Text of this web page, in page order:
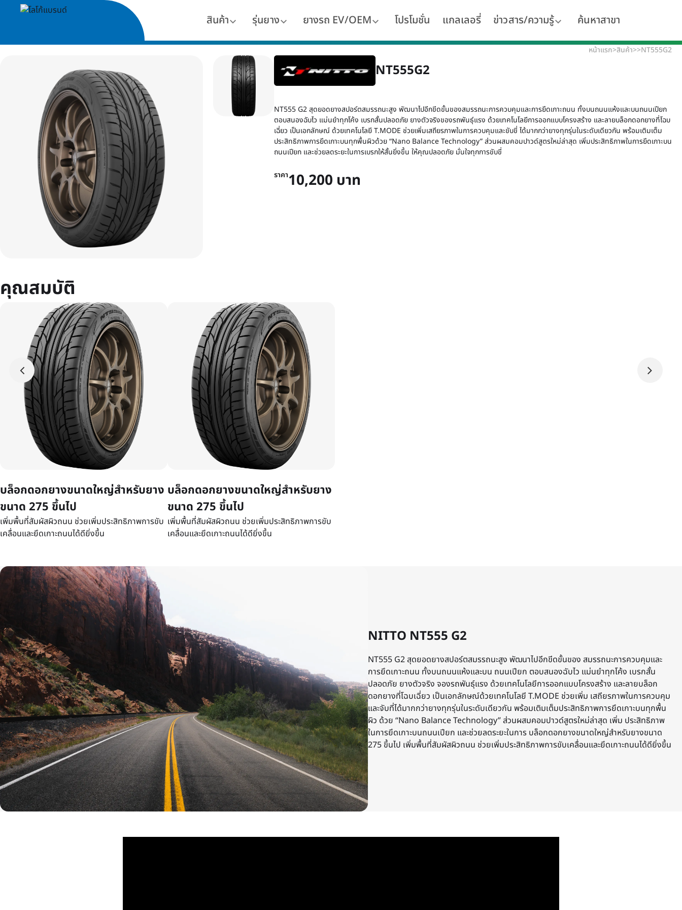
สินค้า รุ่นยาง ยางรถ EV/OEM โปรโมชั่น แกลเลอรี่ ข่าวสาร/ความรู้ ค้นหาสาขา
หน้าแรก>สินค้า>>NT555G2
NT555G2
NT555 G2 สุดยอดยางสปอร์ตสมรรถนะสูง พัฒนาไปอีกขีดขั้นของสมรรถนะการควบคุมและการยึดเกาะถนน ทั้งบนถนนแห้งและบนถนนเปียก
ตอบสนองฉับไว แม่นยำทุกโค้ง เบรกสั้นปลอดภัย ยางตัวจริงของรถพันธุ์แรง ด้วยเทคโนโลยีการออกแบบโครงสร้าง และลายบล็อกดอกยางที่โฉบ
เฉี่ยว เป็นเอกลักษณ์ ด้วยเทคโนโลยี T.MODE ช่วยเพิ่มเสถียรภาพในการควบคุมและขับขี่ ได้มากกว่ายางทุกรุ่นในระดับเดียวกัน พร้อมเติมเต็ม
ประสิทธิภาพการยึดเกาะบนทุกพื้นผิวด้วย “Nano Balance Technology” ส่วนผสมคอมปาวด์สูตรใหม่ล่าสุด เพิ่มประสิทธิภาพในการยึดเกาะบน
ถนนเปียก และช่วยลดระยะในการเบรกให้สั้นยิ่งขึ้น ให้คุณปลอดภัย มั่นใจทุกการขับขี่
ราคา10,200 บาท
คุณสมบัติ
บล็อกดอกยางขนาดใหญ่สำหรับยาง
ขนาด 275 ขึ้นไป
เพิ่มพื้นที่สัมผัสผิวถนน ช่วยเพิ่มประสิทธิภาพการขับ
เคลื่อนและยึดเกาะถนนได้ดียิ่งขึ้น
บล็อกดอกยางขนาดใหญ่สำหรับยาง
ขนาด 275 ขึ้นไป
เพิ่มพื้นที่สัมผัสผิวถนน ช่วยเพิ่มประสิทธิภาพการขับ
เคลื่อนและยึดเกาะถนนได้ดียิ่งขึ้น
NITTO NT555 G2
NT555 G2 สุดยอดยางสปอร์ตสมรรถนะสูง พัฒนาไปอีกขีดขั้นของ สมรรถนะการควบคุมและ
การยึดเกาะถนน ทั้งบนถนนแห้งและบน ถนนเปียก ตอบสนองฉับไว แม่นยําทุกโค้ง เบรกสั้น
ปลอดภัย ยางตัวจริง จองรถพันธุ์แรง ด้วยเทคโนโลยีการออกแบบโครงสร้าง และลายบล็อก
ดอกยางที่โฉบเฉี่ยว เป็นเอกลักษณ์ด้วยเทคโนโลยี T.MODE ช่วยเพิ่ม เสถียรภาพในการควบคุม
และจับที่ได้มากกว่ายางทุกรุ่นในระดับเดียวกัน พร้อมเติมเต็มประสิทธิภาพการยึดเกาะบนทุกพื้น
ผิว ด้วย “Nano Balance Technology” ส่วนผสมคอมปาวด์สูตรใหม่ล่าสุด เพิ่ม ประสิทธิภาพ
ในการยึดเกาะบนถนนเปียก และช่วยลดระยะในการ บล็อกดอกยางขนาดใหญ่สำหรับยางขนาด
275 ขึ้นไป เพิ่มพื้นที่สัมผัสผิวถนน ช่วยเพิ่มประสิทธิภาพการขับเคลื่อนและยึดเกาะถนนได้ดียิ่งขึ้น